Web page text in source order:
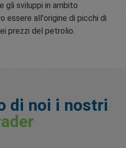
gli sviluppi in ambito
essere all'origine di picchi di
prezzi del petrolio.
di noi i nostri